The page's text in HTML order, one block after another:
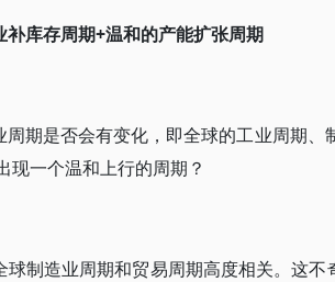
补库存周期+温和的产能扩张周期
周期是否会有变化，即全球的工业周期
现一个温和上行的周期？
球制造业周期和贸易周期高度相关。这